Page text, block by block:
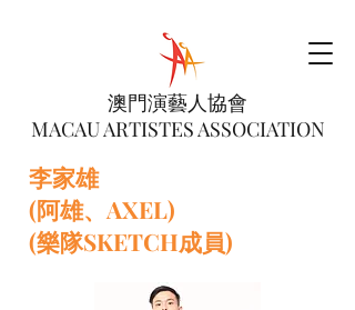
澳門演藝人協會
MACAU ARTISTES ASSOCIATION
李家雄
(阿雄、AXEL)
(樂隊SKETCH成員)